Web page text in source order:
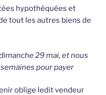
hypothéquées et
tout les autres biens de
29 mai, et nous
pour payer
oblige ledit vendeur